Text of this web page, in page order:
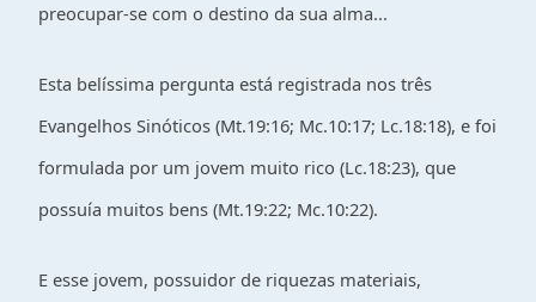
preocupar-se com o destino da sua alma...
Esta belíssima pergunta está registrada nos três
Evangelhos Sinóticos (Mt.19:16; Mc.10:17; Lc.18:18), e foi
formulada por um jovem muito rico (Lc.18:23), que
possuía muitos bens (Mt.19:22; Mc.10:22).
E esse jovem, possuidor de riquezas materiais,